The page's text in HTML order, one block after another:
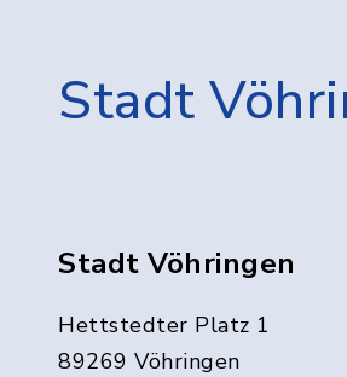
Stadt
Stadt Vöhringen
Hettstedter Platz 1
89269 Vöhringen